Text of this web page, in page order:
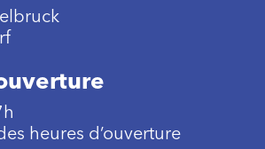
heures d’ouverture